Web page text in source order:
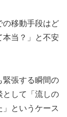
の移動手段はど
本当？」と不安
緊張する瞬間の
として「流しの
というケース